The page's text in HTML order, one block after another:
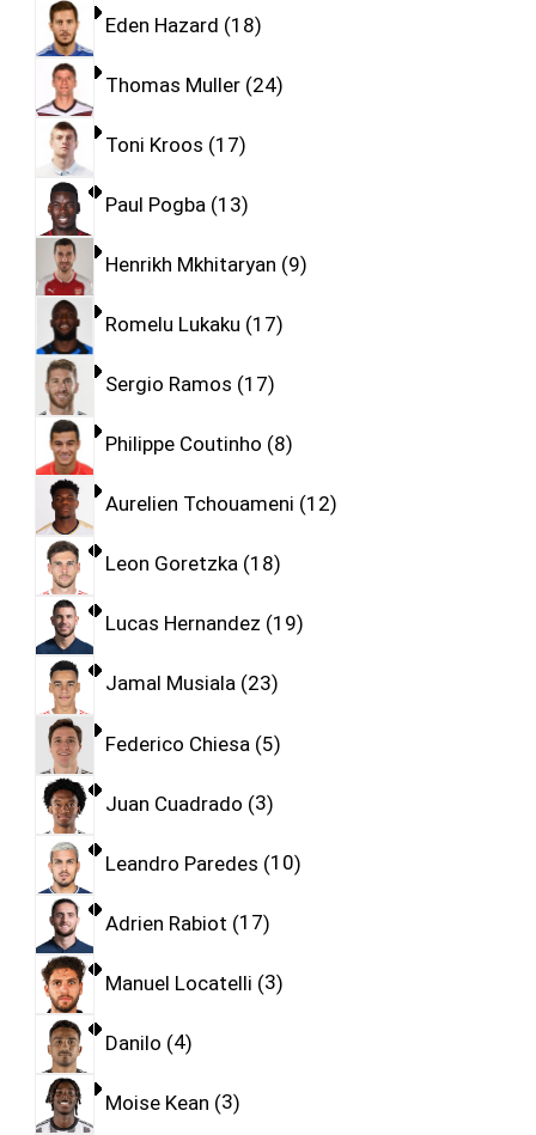
Eden Hazard 18
Thomas Muller 24
Toni Kroos 17
Paul Pogba 13
Henrikh Mkhitaryan 9
Romelu Lukaku 17
Sergio Ramos 17
Philippe Coutinho 8
Aurelien Tchouameni 12
Leon Goretzka 18
Lucas Hernandez 19
Jamal Musiala 23
Federico Chiesa 5
Juan Cuadrado 3
Leandro Paredes 10
Adrien Rabiot 17
Manuel Locatelli 3
Danilo 4
Moise Kean 3